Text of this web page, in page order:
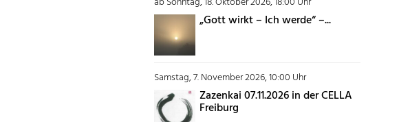
„Gott wirkt – Ich werde“ –...
Samstag, 7. November 2026, 10:00 Uhr
Zazenkai 07.11.2026 in der CELLA
Freiburg